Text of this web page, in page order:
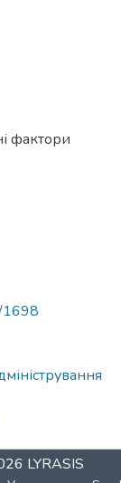
фактори
1698
LYRASIS